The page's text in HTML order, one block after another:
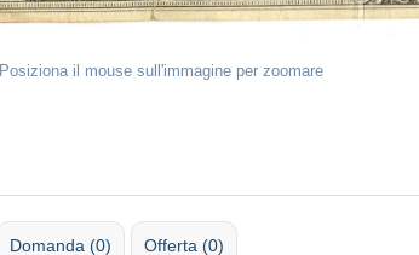
Posiziona il mouse sull'immagine per zoomare
Domanda (0) Offerta (0)